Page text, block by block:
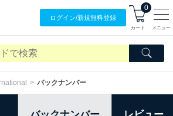
ログイン/新規無料登録
0
カート メニュー
バックナンバー